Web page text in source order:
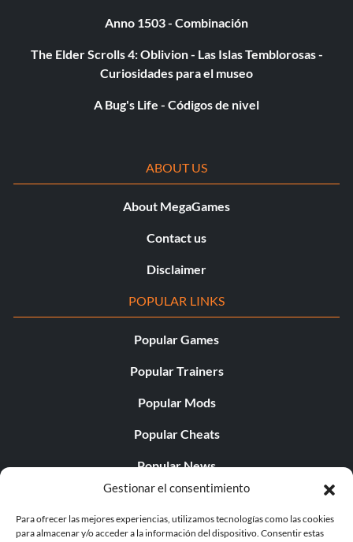
Gestionar el consentimiento
Para ofrecer las mejores experiencias, utilizamos tecnologías como las cookies
para almacenar y/o acceder a la información del dispositivo. Consentir estas
Anno 1503 - Combinación
The Elder Scrolls 4: Oblivion - Las Islas Temblorosas -
Curiosidades para el museo
A Bug's Life - Códigos de nivel
ABOUT US
About MegaGames
Contact us
Disclaimer
POPULAR LINKS
Popular Games
Popular Trainers
Popular Mods
Popular Cheats
Popular News
Popular Editorials
Popular Free Games